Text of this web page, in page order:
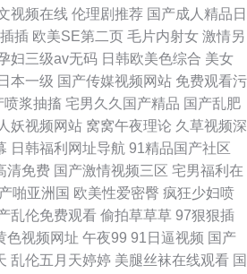
视频在线 伦理剧推荐 国产成人精品日
插 欧美SE第二页 毛片内射女 激情另
妇三级av无码 日韩欧美色综合 美女
日本一级 国产传媒视频网站 免费观看污
喷浆抽搐 宅男久久国产精品 国产乱肥
妖视频网站 窝窝午夜理论 久草视频深
日韩福利网址导航 91精品国产社区
清免费 国产激情视频三区 宅男福利在
啪亚洲国 欧美性爱密臀 疯狂少妇喷
乱伦免费观看 偷拍草草草 97狠狠插
色视频网址 午夜99 91日逼视频 国产
乱伦五月天婷婷 美腿丝袜在线观看 国